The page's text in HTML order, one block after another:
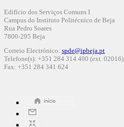
Edifício dos Serviços Comuns I
Campus do Instituto Politécnico de Beja
Rua Pedro Soares
7800-295 Beja
Correio Electrónico: spde@ipbeja.pt
Telefone(s): +351 284 314 400 (ext. 02016)
Fax: +351 284 341 624